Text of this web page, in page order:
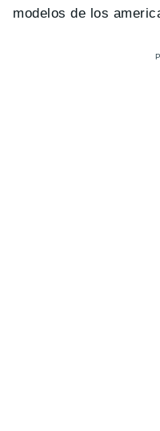
modelos de los